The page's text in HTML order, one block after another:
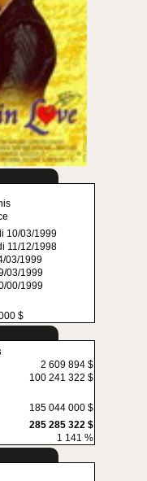
10/03/1999
11/12/1998
03/1999
03/1999
00/1999
$
2 609 894 $
100 241 322 $
185 044 000 $
285 285 322 $
1 141 %